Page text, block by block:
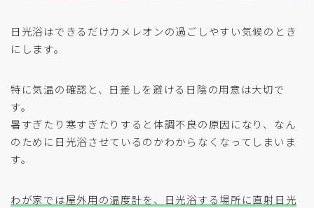
日光浴はできるだけカメレオンの過ごしやすい気候のとき
にします。
特に気温の確認と、日差しを避ける日陰の用意は大切で
す。
暑すぎたり寒すぎたりすると体調不良の原因になり、なん
のために日光浴させているのかわからなくなってしまいま
す。
わが家では屋外用の温度計を、日光浴する場所に直射日光